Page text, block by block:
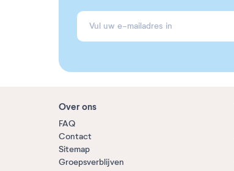
Over ons
FAQ
Contact
Sitemap
Groepsverblijven